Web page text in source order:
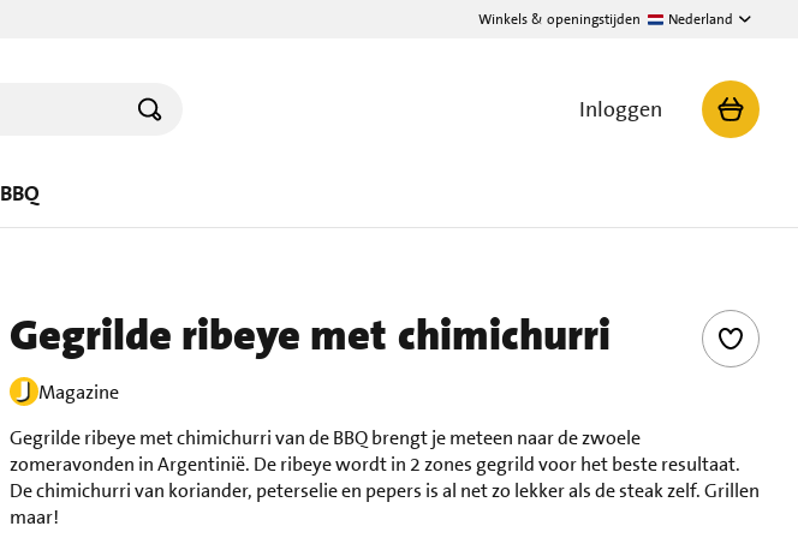
Winkels & openingstijden Nederland
Inloggen
BBQ
Gegrilde ribeye met chimichurri
Magazine
Gegrilde ribeye met chimichurri van de BBQ brengt je meteen naar de zwoele
zomeravonden in Argentinië. De ribeye wordt in 2 zones gegrild voor het beste resultaat.
De chimichurri van koriander, peterselie en pepers is al net zo lekker als de steak zelf. Grillen
maar!